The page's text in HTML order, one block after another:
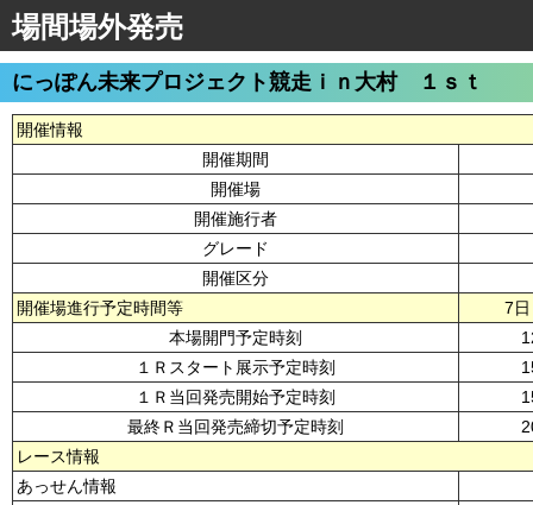
場間場外発売
にっぽん未来プロジェクト競走ｉｎ大村 １ｓｔ
開催情報
開催期間
開催場
開催施行者
グレード
開催区分
開催場進行予定時間等
7
本場開門予定時刻
１Ｒスタート展示予定時刻
１Ｒ当回発売開始予定時刻
最終Ｒ当回発売締切予定時刻
レース情報
あっせん情報